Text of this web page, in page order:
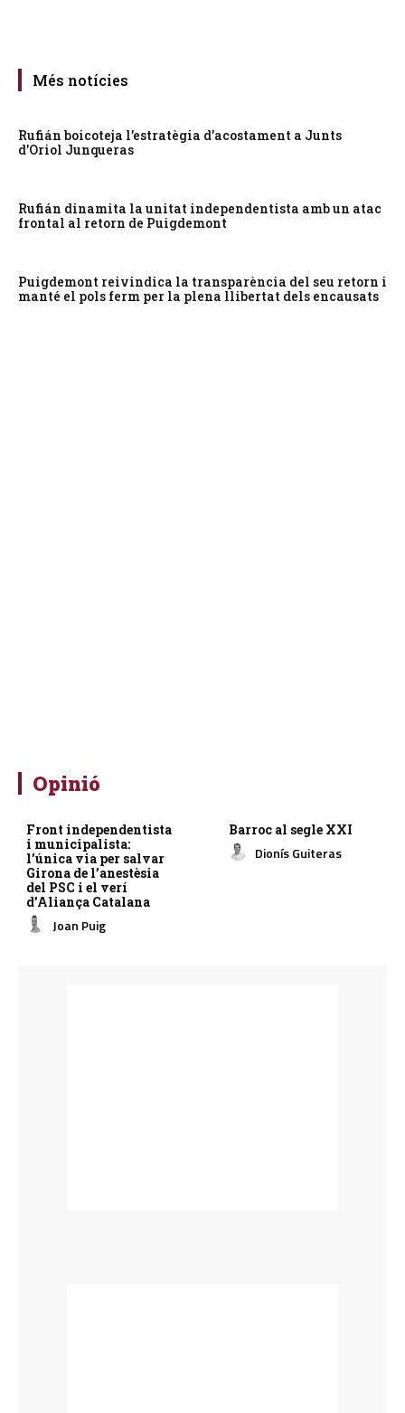
Més notícies
Rufián boicoteja l’estratègia d’acostament a Junts
d’Oriol Junqueras
Rufián dinamita la unitat independentista amb un atac
frontal al retorn de Puigdemont
Puigdemont reivindica la transparència del seu retorn i
manté el pols ferm per la plena llibertat dels encausats
Opinió
Front independentista
i municipalista:
l’única via per salvar
Girona de l’anestèsia
del PSC i el verí
d’Aliança Catalana
Joan Puig
Barroc al segle XXI
Dionís Guiteras